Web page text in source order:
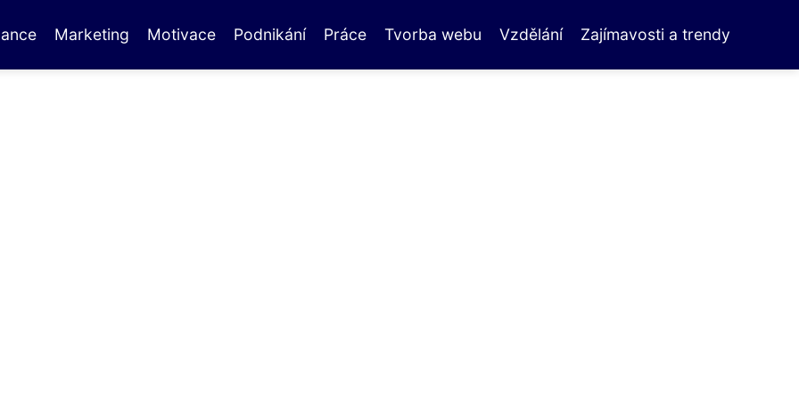
Marketing Motivace Podnikání Práce Tvorba webu Vzdělání Zajímavosti a trendy